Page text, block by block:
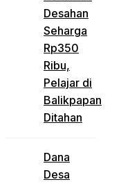
Desahan
Seharga
Rp350
Ribu,
Pelajar di
Balikpapan
Ditahan
Dana
Desa